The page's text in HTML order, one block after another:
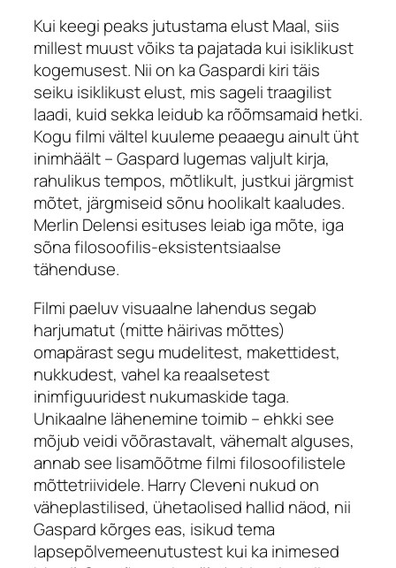
Kui keegi peaks jutustama elust Maal, siis
millest muust võiks ta pajatada kui isiklikust
kogemusest. Nii on ka Gaspardi kiri täis
seiku isiklikust elust, mis sageli traagilist
laadi, kuid sekka leidub ka rõõmsamaid hetki.
Kogu filmi vältel kuuleme peaaegu ainult üht
inimhäält – Gaspard lugemas valjult kirja,
rahulikus tempos, mõtlikult, justkui järgmist
mõtet, järgmiseid sõnu hoolikalt kaaludes.
Merlin Delensi esituses leiab iga mõte, iga
sõna filosoofilis-eksistentsiaalse
tähenduse.
Filmi paeluv visuaalne lahendus segab
harjumatut (mitte häirivas mõttes)
omapärast segu mudelitest, makettidest,
nukkudest, vahel ka reaalsetest
inimfiguuridest nukumaskide taga.
Unikaalne lähenemine toimib – ehkki see
mõjub veidi võõrastavalt, vähemalt alguses,
annab see lisamõõtme filmi filosoofilistele
mõttetriividele. Harry Cleveni nukud on
väheplastilised, ühetaolised hallid näod, nii
Gaspard kõrges eas, isikud tema
lapsepõlvemeenutustest kui ka inimesed